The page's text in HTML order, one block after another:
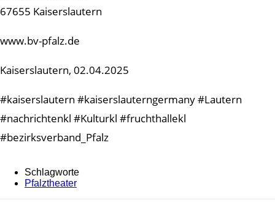
67655 Kaiserslautern
www.bv-pfalz.de
Kaiserslautern, 02.04.2025
#kaiserslautern #kaiserslauterngermany #Lautern
#nachrichtenkl #Kulturkl #fruchthallekl
#bezirksverband_Pfalz
Schlagworte
Pfalztheater